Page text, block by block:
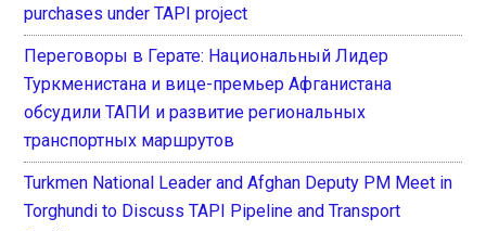
purchases under TAPI project
Переговоры в Герате: Национальный Лидер
Туркменистана и вице-премьер Афганистана
обсудили ТАПИ и развитие региональных
транспортных маршрутов
Turkmen National Leader and Afghan Deputy PM Meet in
Torghundi to Discuss TAPI Pipeline and Transport